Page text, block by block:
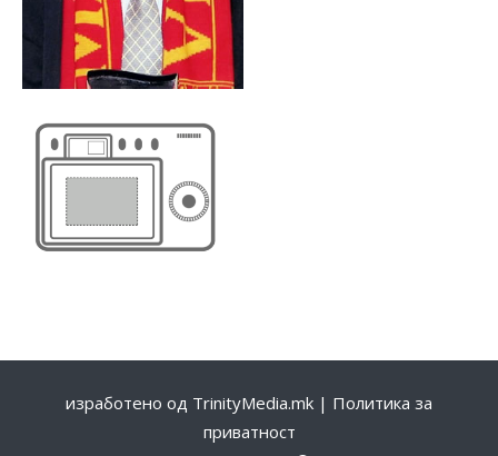
изработено од TrinityMedia.mk | Политика за
приватност